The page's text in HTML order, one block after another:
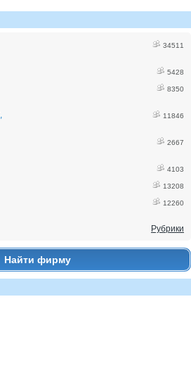
34511
5428
8350
11846
2667
4103
13208
12260
Рубрики
Найти фирму